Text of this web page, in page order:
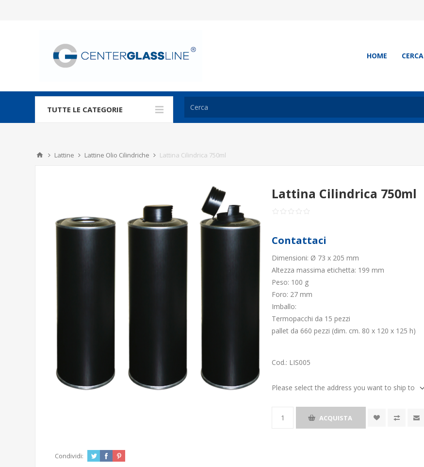
HOME CERCA
TUTTE LE CATEGORIE
Lattine Lattine Olio Cilindriche Lattina Cilindrica 750ml
Lattina Cilindrica 750ml
Contattaci
Dimensioni: Ø 73 x 205 mm
Altezza massima etichetta: 199 mm
Peso: 100 g
Foro: 27 mm
Imballo:
Termopacchi da 15 pezzi
pallet da 660 pezzi (dim. cm. 80 x 120 x 125 h)
Cod.: LIS005
Please select the address you want to ship to
ACQUISTA
Condividi: